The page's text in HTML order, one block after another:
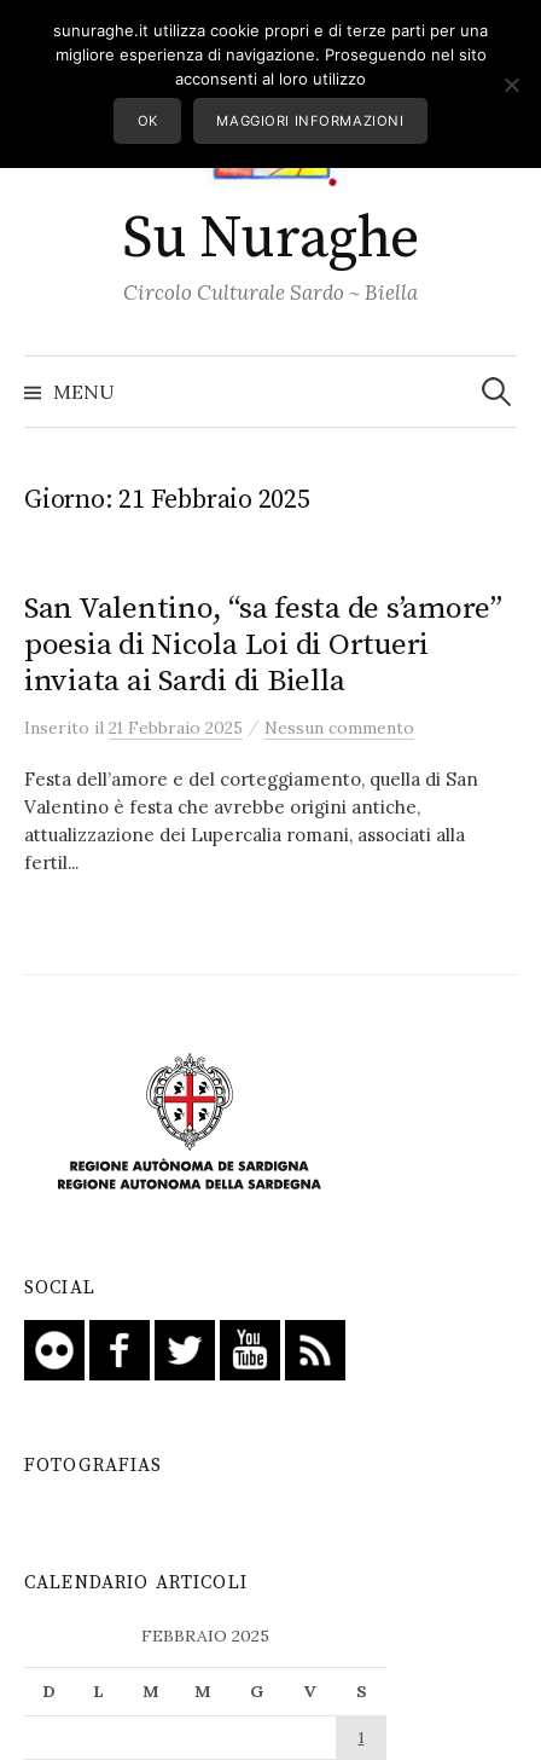
Su Nuraghe
Circolo Culturale Sardo ~ Biella
MENU per:
Giorno:21 Febbraio 2025
San Valentino, “sa festa de s’amore”
poesia di Nicola Loi di Ortueri
inviata ai Sardi di Biella
Inserito il 21 Febbraio 2025 / Nessun commento
Festa dell’amore e del corteggiamento, quella di San
Valentino è festa che avrebbe origini antiche,
attualizzazione dei Lupercalia romani, associati alla
fertil...
SOCIAL
FOTOGRAFIAS
CALENDARIO ARTICOLI
FEBBRAIO 2025
D L M M G V S
1
sunuraghe.it utilizza cookie propri e di terze parti per una
migliore esperienza di navigazione. Proseguendo nel sito
acconsenti al loro utilizzo
OK MAGGIORI INFORMAZIONI